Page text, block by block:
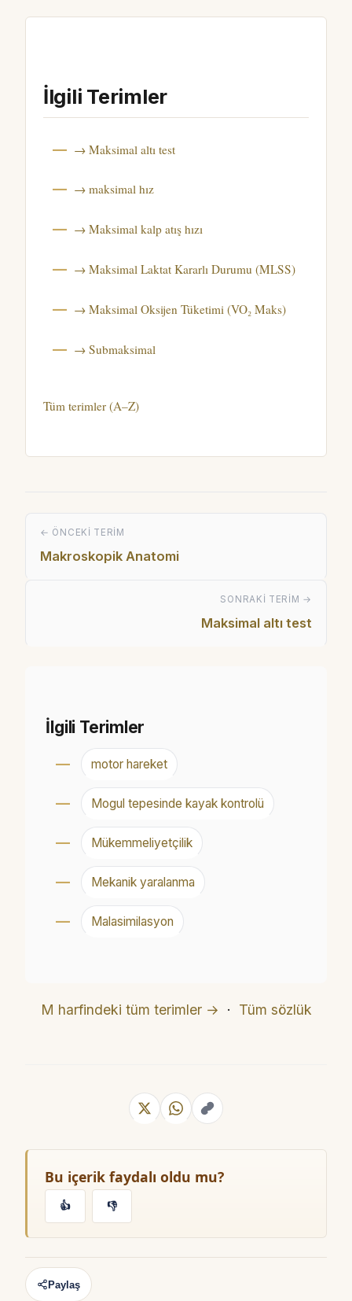
İlgili Terimler
→ Maksimal altı test
→ maksimal hız
→ Maksimal kalp atış hızı
→ Maksimal Laktat Kararlı Durumu (MLSS)
→ Maksimal Oksijen Tüketimi (VO₂ Maks)
→ Submaksimal
Tüm terimler (A–Z)
← ÖNCEKI TERIM
Makroskopik Anatomi
SONRAKI TERIM →
Maksimal altı test
İlgili Terimler
motor hareket
Mogul tepesinde kayak kontrolü
Mükemmeliyetçilik
Mekanik yaralanma
Malasimilasyon
M harfindeki tüm terimler → · Tüm sözlük
Bu içerik faydalı oldu mu?
👍 👎
Paylaş